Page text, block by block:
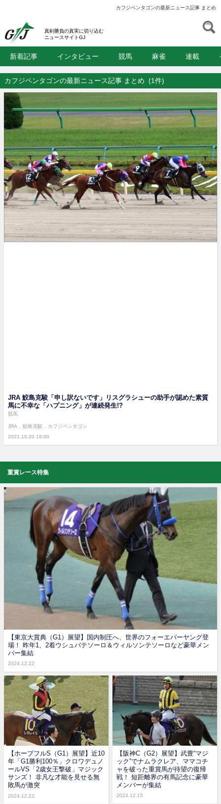
カフジペンタゴンの最新ニュース記事 まとめ
真剣勝負の真実に切り込む
ニュースサイトGJ
新着記事 インタビュー 競馬 麻雀 連載
カフジペンタゴンの最新ニュース記事 まとめ (1件)
JRA 鮫島克駿「申し訳ないです」リスグラシューの助手が認めた素質
馬に不幸な「ハプニング」が連続発生!?
2021.10.20 18:00
競馬
JRA 鮫島克駿 カフジペンタゴン
重賞レース特集
【東京大賞典（G1）展望】国内制圧へ、世界のフォーエバーヤング登
場！ 昨年1、2着ウシュバテソーロ＆ウィルソンテソーロなど豪華メン
バー集結
2024.12.22
【ホープフルS（G1）展望】近10
年「G1勝利100％」クロワデュノ
ールVS「2歳女王撃破」マジック
サンズ！ 非凡な才能を見せる無
敗馬が激突
2024.12.22
【阪神C（G2）展望】武豊“マジ
ック”でナムラクレア、ママコチ
ャを破った重賞馬が待望の復帰
戦！ 短距離界の有馬記念に豪華
メンバーが集結
2024.12.15